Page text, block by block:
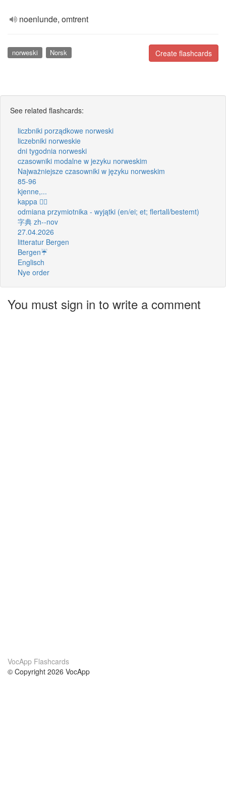
noenlunde, omtrent
Create flashcards
norweski Norsk
See related flashcards:
liczbniki porządkowe norweski
liczebniki norweskie
dni tygodnia norweski
czasowniki modalne w jezyku norweskim
Najważniejsze czasowniki w języku norweskim
85-96
kjenne,...
kappa 🦸‍♂️
odmiana przymiotnika - wyjątki (en/ei; et; flertall/bestemt)
字典 zh--nov
27.04.2026
litteratur Bergen
Bergen☔
Englisch
Nye order
You must sign in to write a comment
VocApp Flashcards
© Copyright 2026 VocApp